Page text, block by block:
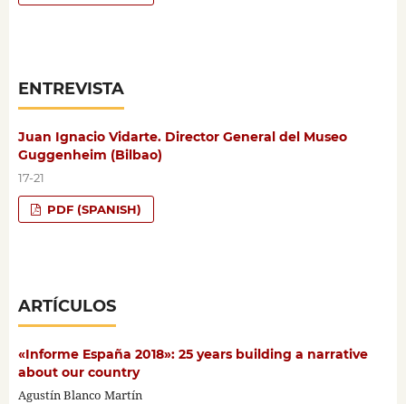
ENTREVISTA
Juan Ignacio Vidarte. Director General del Museo
Guggenheim (Bilbao)
17-21
PDF (SPANISH)
ARTÍCULOS
«Informe España 2018»: 25 years building a narrative
about our country
Agustín Blanco Martín